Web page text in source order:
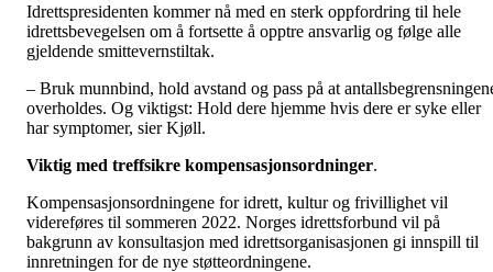
Idrettspresidenten kommer nå med en sterk oppfordring til hele
idrettsbevegelsen om å fortsette å opptre ansvarlig og følge alle
gjeldende smittevernstiltak.
– Bruk munnbind, hold avstand og pass på at
overholdes. Og viktigst: Hold dere hjemme hvis dere er syke eller
har symptomer, sier Kjøll.
Viktig med treffsikre kompensasjonsordninger.
Kompensasjonsordningene for idrett, kultur og frivillighet vil
videreføres til sommeren 2022. Norges idrettsforbund vil på
bakgrunn av konsultasjon med idrettsorganisasjonen gi innspill til
innretningen for de nye støtteordningene.